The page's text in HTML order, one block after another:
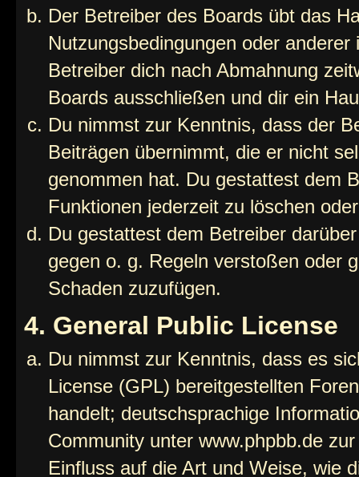
Der Betreiber des Boards übt das
Nutzungsbedingungen oder
Betreiber dich nach Abmahnung
Boards ausschließen und dir ein
Du nimmst zur Kenntnis, dass der
Beiträgen übernimmt, die er nicht
genommen hat. Du gestattest dem
Funktionen jederzeit zu löschen
Du gestattest dem Betreiber
gegen o. g. Regeln verstoßen oder
Schaden zuzufügen.
4. General Public License
Du nimmst zur Kenntnis, dass es
License (GPL) bereitgestellten
handelt; deutschsprachige
Community unter www.phpbb.de
Einfluss auf die Art und Weise, wie